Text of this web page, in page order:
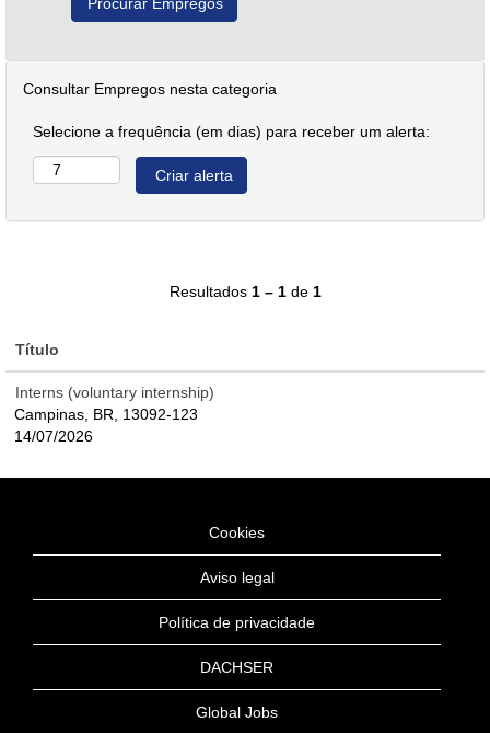
Consultar Empregos nesta categoria
Selecione a frequência (em dias) para receber um alerta:
Resultados 1 – 1de 1
Título
Interns (voluntary internship)
Campinas, BR, 13092-123
14/07/2026
Cookies
Aviso legal
Política de privacidade
DACHSER
Global Jobs